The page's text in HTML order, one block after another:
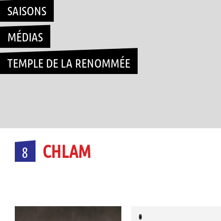
SAISONS
MÉDIAS
TEMPLE DE LA RENOMMÉE
8 CHLAM
#